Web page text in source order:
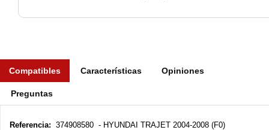
Compatibles Características Opiniones
Preguntas
Referencia: 374908580 - HYUNDAI TRAJET 2004-2008 (F0)